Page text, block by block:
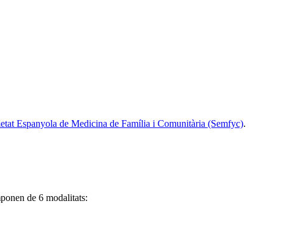
Espanyola de Medicina de Família i Comunitària (Semfyc).
de 6 modalitats: